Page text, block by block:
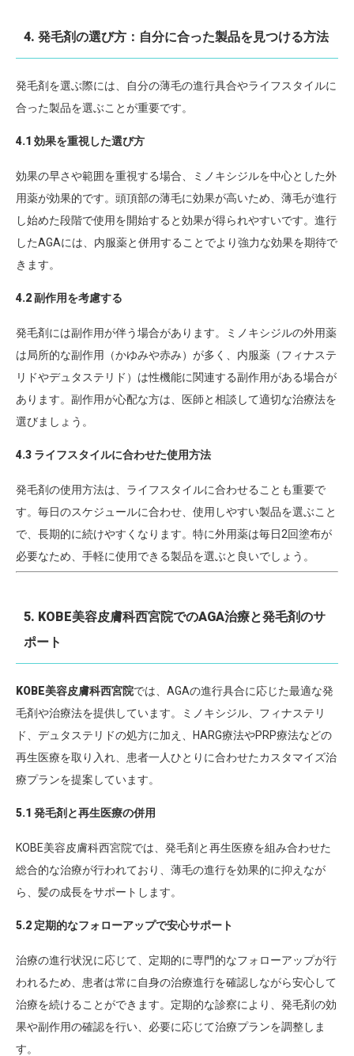
4. 発毛剤の選び方：自分に合った製品を見つける方法
発毛剤を選ぶ際には、自分の薄毛の進行具合やライフスタイルに
合った製品を選ぶことが重要です。
4.1 効果を重視した選び方
効果の早さや範囲を重視する場合、ミノキシジルを中心とした外
用薬が効果的です。頭頂部の薄毛に効果が高いため、薄毛が進行
し始めた段階で使用を開始すると効果が得られやすいです。進行
したAGAには、内服薬と併用することでより強力な効果を期待で
きます。
4.2 副作用を考慮する
発毛剤には副作用が伴う場合があります。ミノキシジルの外用薬
は局所的な副作用（かゆみや赤み）が多く、内服薬（フィナステ
リドやデュタステリド）は性機能に関連する副作用がある場合が
あります。副作用が心配な方は、医師と相談して適切な治療法を
選びましょう。
4.3 ライフスタイルに合わせた使用方法
発毛剤の使用方法は、ライフスタイルに合わせることも重要で
す。毎日のスケジュールに合わせ、使用しやすい製品を選ぶこと
で、長期的に続けやすくなります。特に外用薬は毎日2回塗布が
必要なため、手軽に使用できる製品を選ぶと良いでしょう。
5. KOBE美容皮膚科西宮院でのAGA治療と発毛剤のサ
ポート
KOBE美容皮膚科西宮院では、AGAの進行具合に応じた最適な発
毛剤や治療法を提供しています。ミノキシジル、フィナステリ
ド、デュタステリドの処方に加え、HARG療法やPRP療法などの
再生医療を取り入れ、患者一人ひとりに合わせたカスタマイズ治
療プランを提案しています。
5.1 発毛剤と再生医療の併用
KOBE美容皮膚科西宮院では、発毛剤と再生医療を組み合わせた
総合的な治療が行われており、薄毛の進行を効果的に抑えなが
ら、髪の成長をサポートします。
5.2 定期的なフォローアップで安心サポート
治療の進行状況に応じて、定期的に専門的なフォローアップが行
われるため、患者は常に自身の治療進行を確認しながら安心して
治療を続けることができます。定期的な診察により、発毛剤の効
果や副作用の確認を行い、必要に応じて治療プランを調整しま
す。